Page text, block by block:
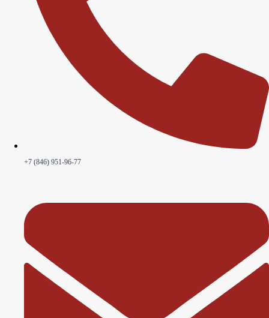
+7 (846) 951-96-77